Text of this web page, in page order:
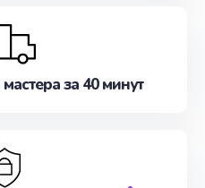
за 40 минут